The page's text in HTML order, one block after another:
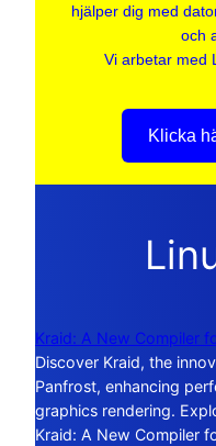
hjälper dig med
och
Vi arbetar med
Klicka
Kraid: A New Compiler
Discover Kraid, the
Panfrost, enhancing
graphics rendering.
Kraid: A New Compiler